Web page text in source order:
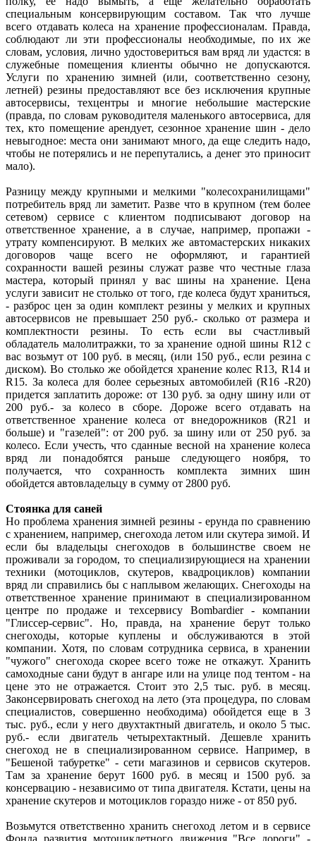
специальным консервирующим составом. Так что лучше
всего отдавать колеса на хранение профессионалам. Правда,
соблюдают ли эти профессионалы необходимые, по их же
словам, условия, лично удостовериться вам вряд ли удастся: в
служебные помещения клиенты обычно не допускаются.
Услуги по хранению зимней (или, соответственно сезону,
летней) резины предоставляют все без исключения крупные
автосервисы, техцентры и многие небольшие мастерские
(правда, по словам руководителя маленького автосервиса, для
тех, кто помещение арендует, сезонное хранение шин - дело
невыгодное: места они занимают много, да еще следить надо,
чтобы не потерялись и не перепутались, а денег это приносит
мало).
Разницу между крупными и мелкими "колесохранилищами"
потребитель вряд ли заметит. Разве что в крупном (тем более
сетевом) сервисе с клиентом подписывают договор на
ответственное хранение, а в случае, например, пропажи -
утрату компенсируют. В мелких же автомастерских никаких
договоров чаще всего не оформляют, и гарантией
сохранности вашей резины служат разве что честные глаза
мастера, который принял у вас шины на хранение. Цена
услуги зависит не столько от того, где колеса будут храниться,
- разброс цен за один комплект резины у мелких и крупных
автосервисов не превышает 250 руб.- сколько от размера и
комплектности резины. То есть если вы счастливый
обладатель малолитражки, то за хранение одной шины R12 с
вас возьмут от 100 руб. в месяц, (или 150 руб., если резина с
диском). Во столько же обойдется хранение колес R13, R14 и
R15. За колеса для более серьезных автомобилей (R16 -R20)
придется заплатить дороже: от 130 руб. за одну шину или от
200 руб.- за колесо в сборе. Дороже всего отдавать на
ответственное хранение колеса от внедорожников (R21 и
больше) и "газелей": от 200 руб. за шину или от 250 руб. за
колесо. Если учесть, что сданные весной на хранение колеса
вряд ли понадобятся раньше следующего ноября, то
получается, что сохранность комплекта зимних шин
обойдется автовладельцу в сумму от 2800 руб.
Стоянка для саней
Но проблема хранения зимней резины - ерунда по сравнению
с хранением, например, снегохода летом или скутера зимой. И
если бы владельцы снегоходов в большинстве своем не
проживали за городом, то специализирующиеся на хранении
техники (мотоциклов, скутеров, квадроциклов) компании
вряд ли справились бы с наплывом желающих. Снегоходы на
ответственное хранение принимают в специализированном
центре по продаже и техсервису Bombardier - компании
"Глиссер-сервис". Но, правда, на хранение берут только
снегоходы, которые куплены и обслуживаются в этой
компании. Хотя, по словам сотрудника сервиса, в хранении
"чужого" снегохода скорее всего тоже не откажут. Хранить
самоходные сани будут в ангаре или на улице под тентом - на
цене это не отражается. Стоит это 2,5 тыс. руб. в месяц.
Законсервировать снегоход на лето (эта процедура, по словам
специалистов, совершенно необходима) обойдется еще в 3
тыс. руб., если у него двухтактный двигатель, и около 5 тыс.
руб.- если двигатель четырехтактный. Дешевле хранить
снегоход не в специализированном сервисе. Например, в
"Бешеной табуретке" - сети магазинов и сервисов скутеров.
Там за хранение берут 1600 руб. в месяц и 1500 руб. за
консервацию - независимо от типа двигателя. Кстати, цены на
хранение скутеров и мотоциклов гораздо ниже - от 850 руб.
Возьмутся ответственно хранить снегоход летом и в сервисе